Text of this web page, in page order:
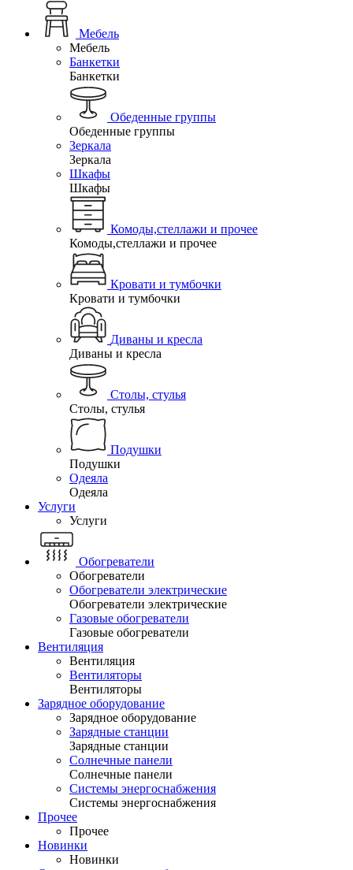
Мебель
Мебель
Банкетки
Банкетки
Обеденные группы
Обеденные группы
Зеркала
Зеркала
Шкафы
Шкафы
Комоды,стеллажи и прочее
Комоды,стеллажи и прочее
Кровати и тумбочки
Кровати и тумбочки
Диваны и кресла
Диваны и кресла
Столы, стулья
Столы, стулья
Подушки
Подушки
Одеяла
Одеяла
Услуги
Услуги
Обогреватели
Обогреватели
Обогреватели электрические
Обогреватели электрические
Газовые обогреватели
Газовые обогреватели
Вентиляция
Вентиляция
Вентиляторы
Вентиляторы
Зарядное оборудование
Зарядное оборудование
Зарядные станции
Зарядные станции
Солнечные панели
Солнечные панели
Системы энергоснабжения
Системы энергоснабжения
Прочее
Прочее
Новинки
Новинки